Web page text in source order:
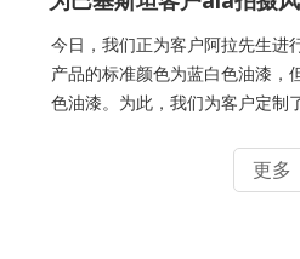
今日，我们正为客户阿拉先生进
产品的标准颜色为蓝白色油漆，
色油漆。为此，我们为客户定制
看。通风管道圆领机我们全面
程，从如何将电源连接到如何
更多